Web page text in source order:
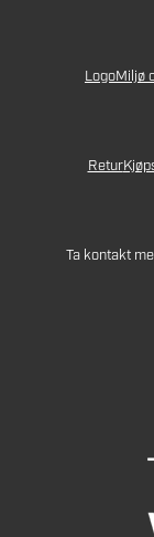
LogoMiljø
Retur
Ta kontakt